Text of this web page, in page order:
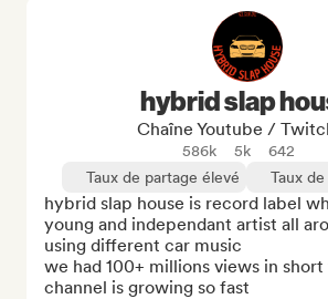
hybrid slap
Chaîne Youtube /
586k 5k
642
Taux de partage élevé
Taux
hybrid slap house is record label
young and independant artist all
using different car music
we had 100+ millions views in
channel is growing so fast